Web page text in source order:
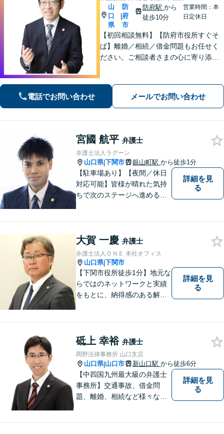
山
口
県
|
防
府
市
防府駅 から
徒歩10分
営業時間：本
日定休日
【初回相談無料】【防府市役所すぐそ
ば】離婚／相続／借金問題もお任せく
ださい。ご相談者さまの心に寄り添っ
着した事務所です。お気軽にご相談く
電話でお問い合わせ メールでお問い合わせ
宮國 航平 弁護士
弁護士法人ラグーン
山口県|下関市 銀山町駅 から徒歩1分
【駐車場あり】【夜間／休日
対応可能】皆様が晴れた気持
ちで次のステージへ進めるよ
応。【地域に根差した弁護
士】何かお困りごとがござい
ましたらお一人で考え込ま
ず、ご相談下さい。
詳細を見
る
大賀 一慶 弁護士
弁護士法人ＯＮＥ 本社オフィス
山口県|下関市
【下関市役所徒歩1分】地元な
らではのネットワークと実績
をもとに、納得感のある解決
詳細を見
る
砥上 幸裕 弁護士
岡野法律事務所 山口支店
山口県|山口市 新山口駅 から徒歩6分
【中四国九州最大級の弁護士
事務所】交通事故、借金問
題、離婚、相続など様々な問
詳細を見
る